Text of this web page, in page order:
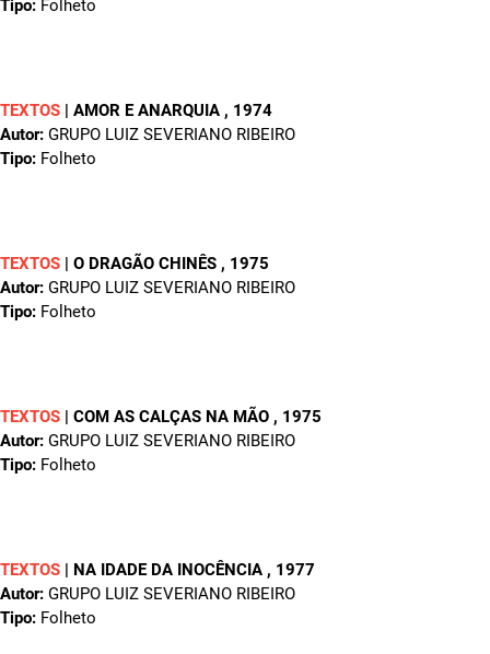
Tipo: Folheto
TEXTOS | AMOR E ANARQUIA , 1974
Autor: GRUPO LUIZ SEVERIANO RIBEIRO
Tipo: Folheto
TEXTOS | O DRAGÃO CHINÊS , 1975
Autor: GRUPO LUIZ SEVERIANO RIBEIRO
Tipo: Folheto
TEXTOS | COM AS CALÇAS NA MÃO , 1975
Autor: GRUPO LUIZ SEVERIANO RIBEIRO
Tipo: Folheto
TEXTOS | NA IDADE DA INOCÊNCIA , 1977
Autor: GRUPO LUIZ SEVERIANO RIBEIRO
Tipo: Folheto